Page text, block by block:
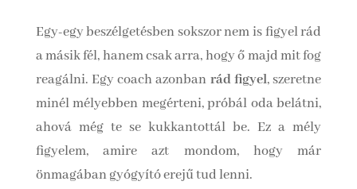
Egy-egy beszélgetésben sokszor nem is figyel rád
a másik fél, hanem csak arra, hogy ő majd mit fog
reagálni. Egy coach azonban rád figyel, szeretne
minél mélyebben megérteni, próbál oda belátni,
ahová még te se kukkantottál be. Ez a mély
figyelem, amire azt mondom, hogy már
önmagában gyógyító erejű tud lenni.